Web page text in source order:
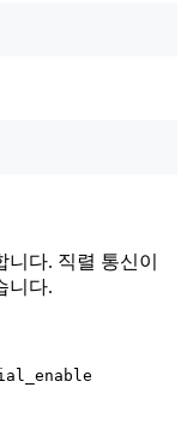
다. 직렬 통신이
니다.